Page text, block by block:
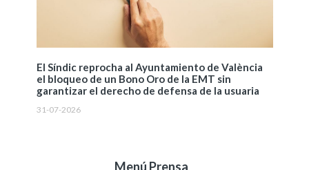
El Síndic reprocha al Ayuntamiento de València
el bloqueo de un Bono Oro de la EMT sin
garantizar el derecho de defensa de la usuaria
31-07-2026
Menú Prensa